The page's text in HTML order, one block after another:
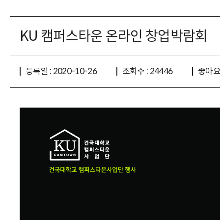
KU 캠퍼스타운 온라인 창업박람회
등록일 : 2020-10-26 조회수 : 24446 좋아